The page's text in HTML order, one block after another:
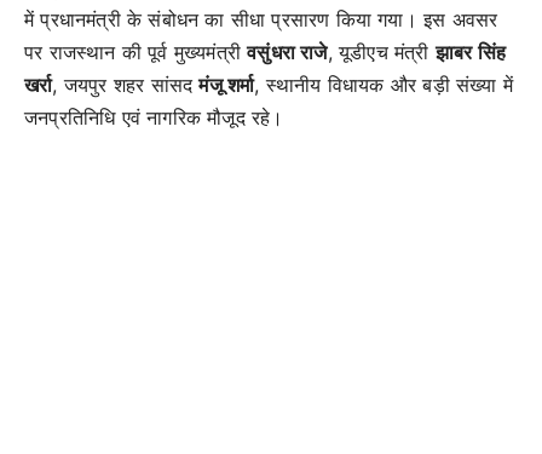
में प्रधानमंत्री के संबोधन का सीधा प्रसारण किया गया। इस अवसर
पर राजस्थान की पूर्व मुख्यमंत्रीवसुंधरा राजे, यूडीएच मंत्रीझाबर सिंह
खर्रा, जयपुर शहर सांसदमंजू शर्मा, स्थानीय विधायक और बड़ी संख्या में
जनप्रतिनिधि एवं नागरिक मौजूद रहे।